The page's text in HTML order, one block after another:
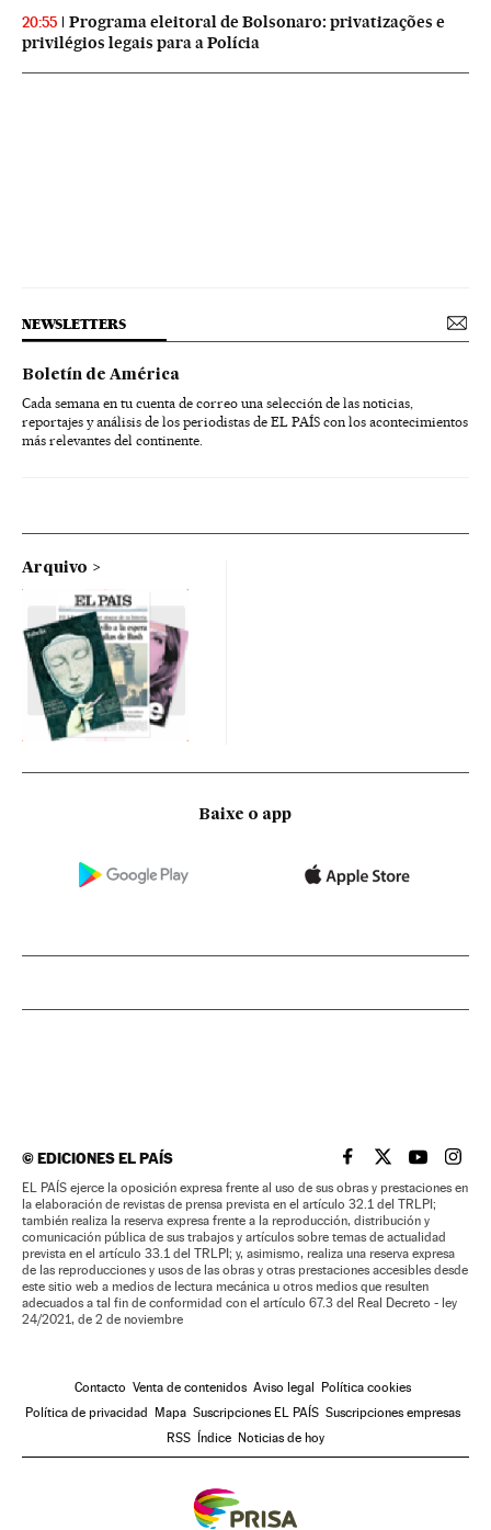
20:55
Programa eleitoral de Bolsonaro: privatizações e
privilégios legais para a Polícia
NEWSLETTERS
Boletín de América
Cada semana en tu cuenta de correo una selección de las noticias,
reportajes y análisis de los periodistas de EL PAÍS con los acontecimientos
más relevantes del continente.
Arquivo
Baixe o app
©EDICIONES EL PAÍS EL PAÍS BRASIL EN
EL PAÍSEL PAÍS
EL
EL PAÍS ejerce la oposición expresa frente al uso de sus obras y prestaciones en
la elaboración de revistas de prensa prevista en el artículo 32.1 del TRLPI;
también realiza la reserva expresa frente a la reproducción, distribución y
comunicación pública de sus trabajos y artículos sobre temas de actualidad
prevista en el artículo 33.1 del TRLPI; y, asimismo, realiza una reserva expresa
de las reproducciones y usos de las obras y otras prestaciones accesibles desde
este sitio web a medios de lectura mecánica u otros medios que resulten
adecuados a tal fin de conformidad con el artículo 67.3 del Real Decreto - ley
24/2021, de 2 de noviembre
Contacto Venta de contenidos Aviso legal
Política cookies
Política de privacidad
Mapa Suscripciones EL PAÍS Suscripciones empresas
RSS
Índice Noticias de hoy